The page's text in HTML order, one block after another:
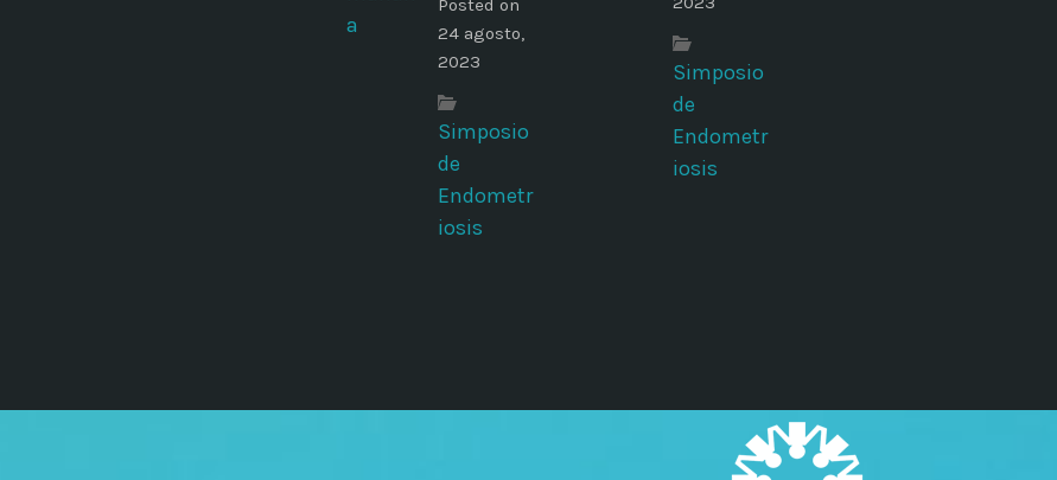
Posted on
24 agosto,
2023
Simposio
de
Endometr
iosis
Simposio
de
Endometr
iosis